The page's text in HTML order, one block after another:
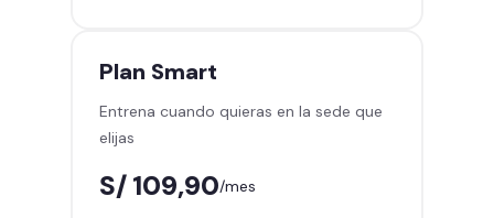
de peso libre e integrado -
Máquinas, pesas, discos y barras
Clases grupales con profesores -
Smart Fit App - Tu plan de
Plan Smart
Entrena cuando quieras en la sede que
elijas
S/ 109,90/mes